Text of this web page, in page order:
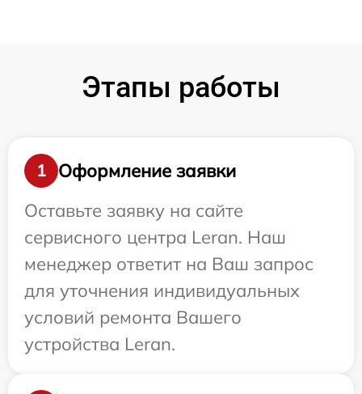
Этапы работы
1
Оформление заявки
Оставьте заявку на сайте
сервисного центра Leran. Наш
менеджер ответит на Ваш запрос
для уточнения индивидуальных
условий ремонта Вашего
устройства Leran.